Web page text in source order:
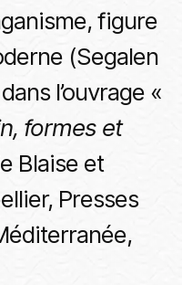
figure
(Segalen
l’ouvrage «
formes et
Blaise et
Presses